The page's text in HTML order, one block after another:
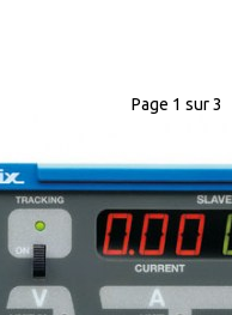
Page 1 sur 3